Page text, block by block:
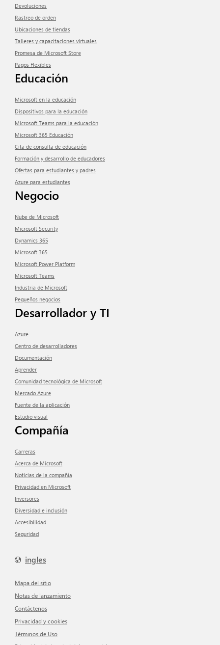
Devoluciones
Rastreo de orden
Ubicaciones de tiendas
Talleres y capacitaciones virtuales
Promesa de Microsoft Store
Pagos Flexibles
Educación
Microsoft en la educación
Dispositivos para la educación
Microsoft Teams para la educación
Microsoft 365 Educación
Cita de consulta de educación
Formación y desarrollo de educadores
Ofertas para estudiantes y padres
Azure para estudiantes
Negocio
Nube de Microsoft
Microsoft Security
Dynamics 365
Microsoft 365
Microsoft Power Platform
Microsoft Teams
Industria de Microsoft
Pequeños negocios
Desarrollador y TI
Azure
Centro de desarrolladores
Documentación
aprender
Comunidad tecnológica de Microsoft
Mercado Azure
Fuente de la aplicación
Estudio visual
Compañía
Carreras
Acerca de Microsoft
Noticias de la compañía
Privacidad en Microsoft
inversores
Diversidad e inclusión
Accesibilidad
Seguridad
ingles
mapa del sitio
Notas de lanzamiento
Contáctenos
Privacidad y cookies
Términos de Uso